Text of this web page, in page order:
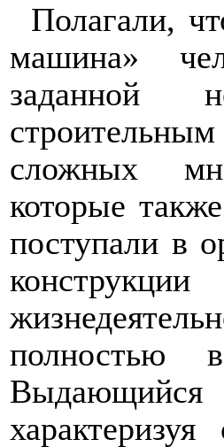
Полагали,
машина»
заданной
сложных
которые
поступали в
полностью